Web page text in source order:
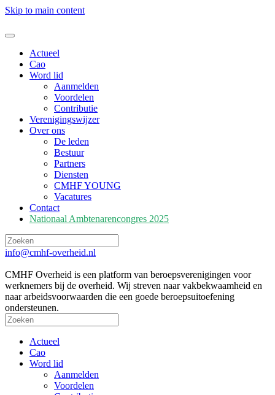
Skip to main content
Actueel
Cao
Word lid
Aanmelden
Voordelen
Contributie
Verenigingswijzer
Over ons
De leden
Bestuur
Partners
Diensten
CMHF YOUNG
Vacatures
Contact
Nationaal Ambtenarencongres 2025
info@cmhf-overheid.nl
CMHF Overheid is een platform van beroepsverenigingen voor
werknemers bij de overheid. Wij streven naar vakbekwaamheid en
naar arbeidsvoorwaarden die een goede beroepsuitoefening
ondersteunen.
Actueel
Cao
Word lid
Aanmelden
Voordelen